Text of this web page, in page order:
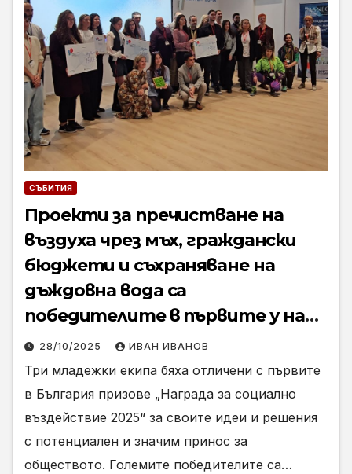
СЪБИТИЯ
Проекти за пречистване на
въздуха чрез мъх, граждански
бюджети и съхраняване на
дъждовна вода са
победителите в първите у нас
Награди за социално
въздействие
28/10/2025 ИВАН ИВАНОВ
Три младежки екипа бяха отличени с първите
в България призове „Награда за социално
въздействие 2025“ за своите идеи и решения
с потенциален и значим принос за
обществото. Големите победителите са…